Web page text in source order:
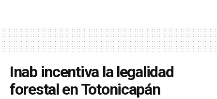
Inab incentiva la legalidad
forestal en Totonicapán